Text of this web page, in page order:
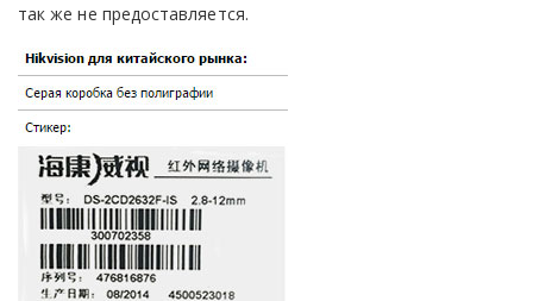
так же не предоставляется.